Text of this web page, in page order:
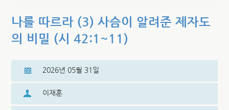
나를 따르라 (3) 사슴이 알려준 제자도
의 비밀 (시 42:1~11)
2026년 05월 31일
이재훈